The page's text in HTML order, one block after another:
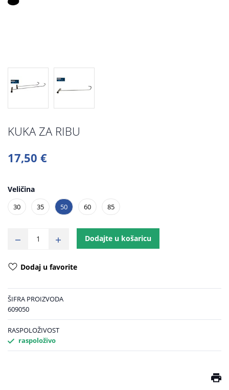
KUKA ZA RIBU
17,50 €
Veličina
30 35 50 60 85
Dodajte u košaricu
Dodaj u favorite
ŠIFRA PROIZVODA
609050
RASPOLOŽIVOST
raspoloživo